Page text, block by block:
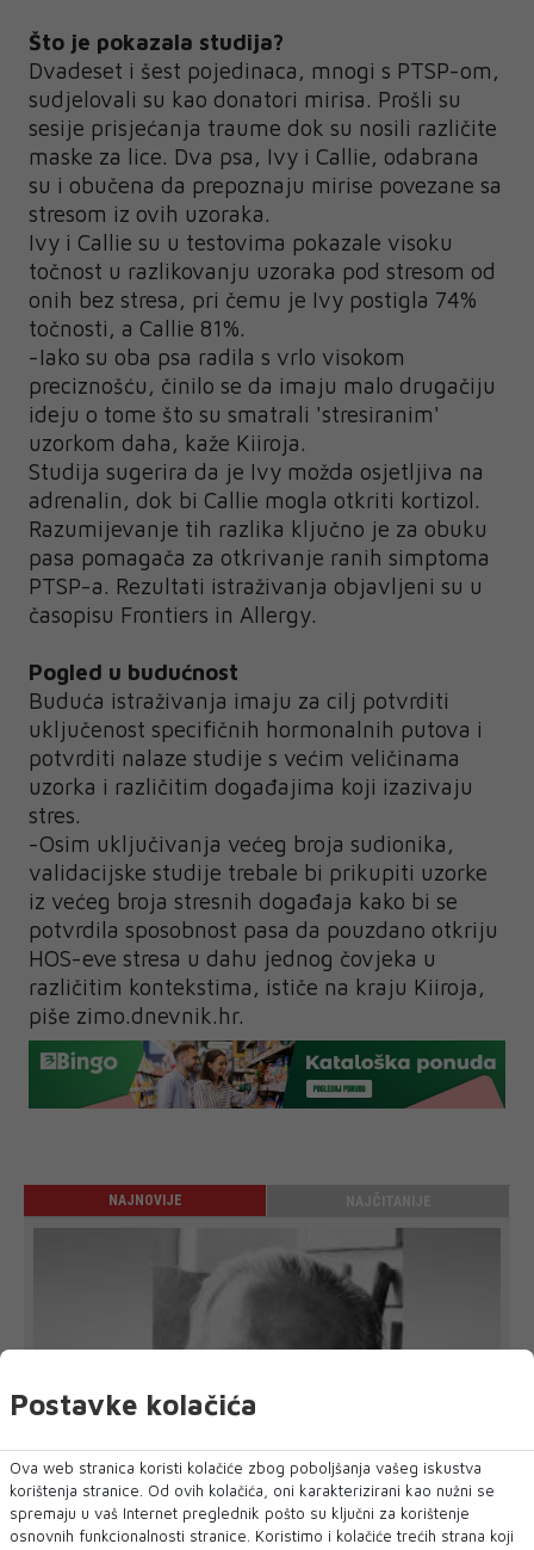
Što je pokazala studija?
Dvadeset i šest pojedinaca, mnogi s PTSP-om,
sudjelovali su kao donatori mirisa. Prošli su
sesije prisjećanja traume dok su nosili različite
maske za lice. Dva psa, Ivy i Callie, odabrana
su i obučena da prepoznaju mirise povezane sa
stresom iz ovih uzoraka.
Ivy i Callie su u testovima pokazale visoku
točnost u razlikovanju uzoraka pod stresom od
onih bez stresa, pri čemu je Ivy postigla 74%
točnosti, a Callie 81%.
-Iako su oba psa radila s vrlo visokom
preciznošću, činilo se da imaju malo drugačiju
ideju o tome što su smatrali 'stresiranim'
uzorkom daha, kaže Kiiroja.
Studija sugerira da je Ivy možda osjetljiva na
adrenalin, dok bi Callie mogla otkriti kortizol.
Razumijevanje tih razlika ključno je za obuku
pasa pomagača za otkrivanje ranih simptoma
PTSP-a. Rezultati istraživanja objavljeni su u
časopisu Frontiers in Allergy.
Pogled u budućnost
Buduća istraživanja imaju za cilj potvrditi
uključenost specifičnih hormonalnih putova i
potvrditi nalaze studije s većim veličinama
uzorka i različitim događajima koji izazivaju
stres.
-Osim uključivanja većeg broja sudionika,
validacijske studije trebale bi prikupiti uzorke
iz većeg broja stresnih događaja kako bi se
potvrdila sposobnost pasa da pouzdano otkriju
HOS-eve stresa u dahu jednog čovjeka u
različitim kontekstima, ističe na kraju Kiiroja,
piše zimo.dnevnik.hr.
NAJNOVIJE
Postavke kolačića
Ova web stranica koristi kolačiće zbog poboljšanja vašeg iskustva
korištenja stranice. Od ovih kolačića, oni karakterizirani kao nužni se
spremaju u vaš Internet preglednik pošto su ključni za korištenje
osnovnih funkcionalnosti stranice. Koristimo i kolačiće trećih strana koji